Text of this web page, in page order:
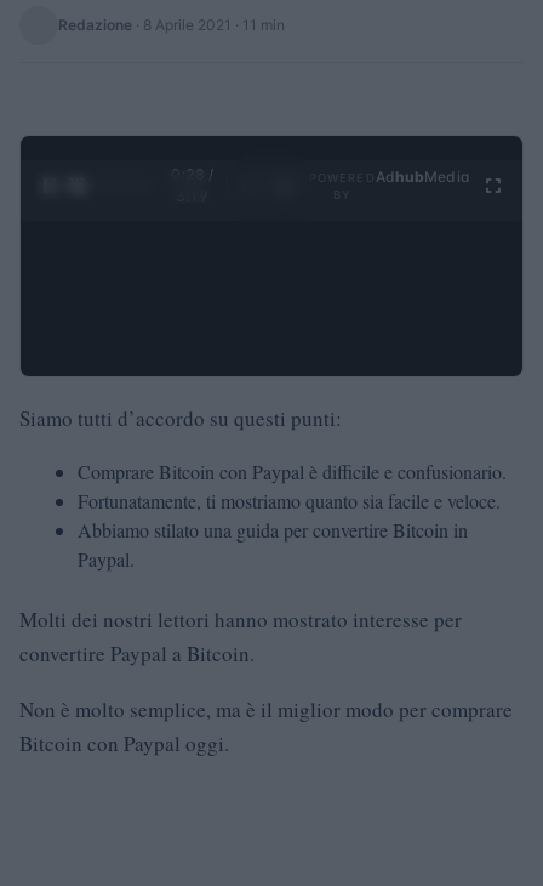
Redazione · 8 Aprile 2021 · 11 min
0:30 /
Ad hubMedia
Siamo tutti d’accordo su questi punti:
Comprare Bitcoin con Paypal è difficile e confusionario.
Fortunatamente, ti mostriamo quanto sia facile e veloce.
Abbiamo stilato una guida per convertire Bitcoin in
Paypal.
Molti dei nostri lettori hanno mostrato interesse per
convertire Paypal a Bitcoin.
Non è molto semplice, ma è il miglior modo per comprare
Bitcoin con Paypal oggi.